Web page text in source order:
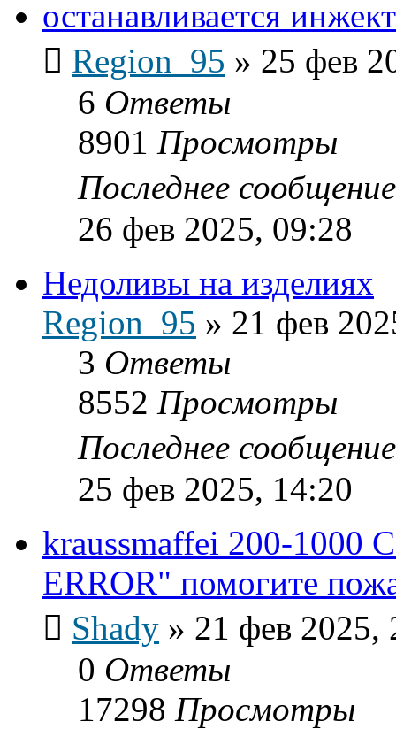
останавливается
Region_95 » 25 фев
6 Ответы
8901 Просмотры
Последнее
26 фев 2025, 09:28
Недоливы на изделиях
Region_95 » 21 фев
3 Ответы
8552 Просмотры
Последнее
25 фев 2025, 14:20
kraussmaffei 200-1000
ERROR" помогите
Shady » 21 фев 2025,
0 Ответы
17298 Просмотры